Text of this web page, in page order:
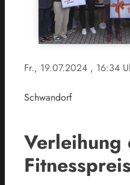
Fr., 19.07.2024 , 16:34
Schwandorf
Verleihung